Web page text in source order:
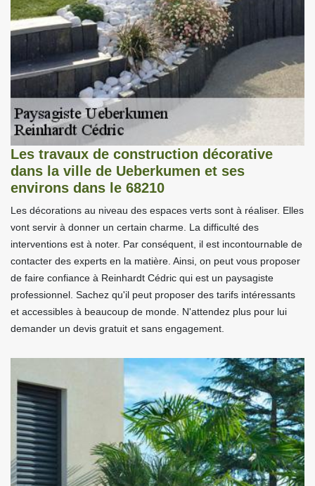
Les travaux de construction décorative
dans la ville de Ueberkumen et ses
environs dans le 68210
Les décorations au niveau des espaces verts sont à réaliser. Elles
vont servir à donner un certain charme. La difficulté des
interventions est à noter. Par conséquent, il est incontournable de
contacter des experts en la matière. Ainsi, on peut vous proposer
de faire confiance à Reinhardt Cédric qui est un paysagiste
professionnel. Sachez qu'il peut proposer des tarifs intéressants
et accessibles à beaucoup de monde. N'attendez plus pour lui
demander un devis gratuit et sans engagement.